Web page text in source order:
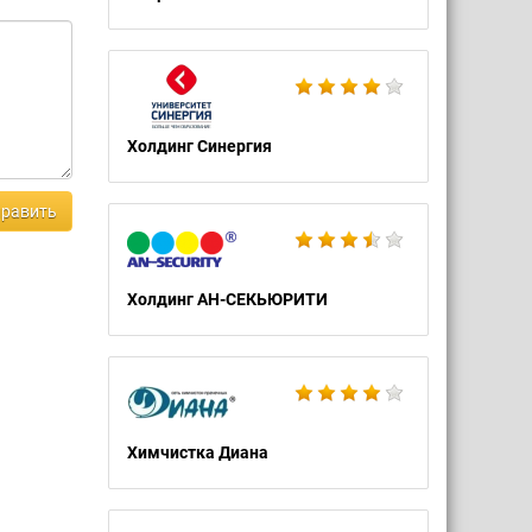
Холдинг Синергия
Холдинг АН-СЕКЬЮРИТИ
Химчистка Диана